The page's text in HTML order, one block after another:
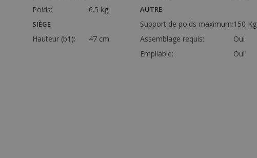
Poids:
6.5 kg
SIÈGE
Hauteur (b1): 47 cm
AUTRE
Support de poids maximum:150 Kg
Assemblage requis:
Oui
Empilable:
Oui